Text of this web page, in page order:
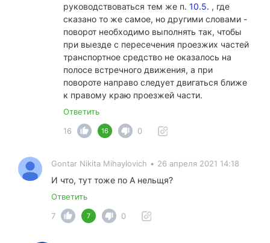
руководствоваться тем же п. 10.5. , где
сказано то же самое, но другими словами -
поворот необходимо выполнять так, чтобы
при выезде с пересечения проезжих частей
транспортное средство не оказалось на
полосе встречного движения, а при
повороте направо следует двигаться ближе
к правому краю проезжей части.
Ответить
16
16 0
Gontar Nikita Mihaylovich • 26 апреля 2021 14:18
И что, тут тоже по А нельщя?
Ответить
7
7 0